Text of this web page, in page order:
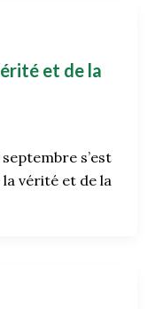
et de la
s’est
vérité et de la